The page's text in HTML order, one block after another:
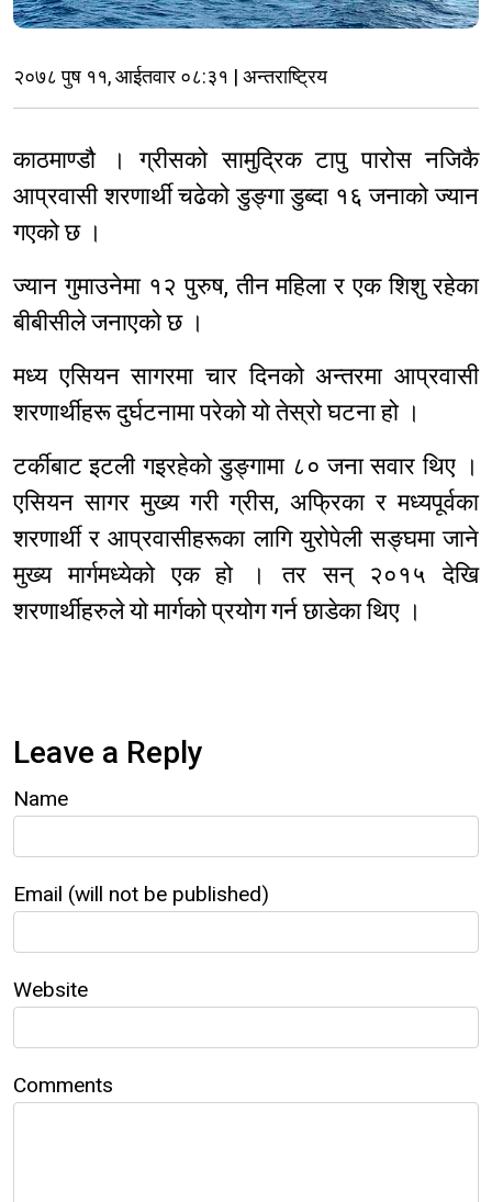
२०७८ पुष ११, आईतवार ०८:३१ | अन्तराष्ट्रिय
काठमाण्डौ । ग्रीसको सामुद्रिक टापु पारोस नजिकै
आप्रवासी शरणार्थी चढेको डुङ्गा डुब्दा १६ जनाको ज्यान
गएको छ ।
ज्यान गुमाउनेमा १२ पुरुष, तीन महिला र एक शिशु रहेका
बीबीसीले जनाएको छ ।
मध्य एसियन सागरमा चार दिनको अन्तरमा आप्रवासी
शरणार्थीहरू दुर्घटनामा परेको यो तेस्रो घटना हो ।
टर्कीबाट इटली गइरहेको डुङ्गामा ८० जना सवार थिए ।
एसियन सागर मुख्य गरी ग्रीस, अफ्रिका र मध्यपूर्वका
शरणार्थी र आप्रवासीहरूका लागि युरोपेली सङ्घमा जाने
मुख्य मार्गमध्येको एक हो । तर सन् २०१५ देखि
शरणार्थीहरुले यो मार्गको प्रयोग गर्न छाडेका थिए ।
Leave a Reply
Name
Email (will not be published)
Website
Comments